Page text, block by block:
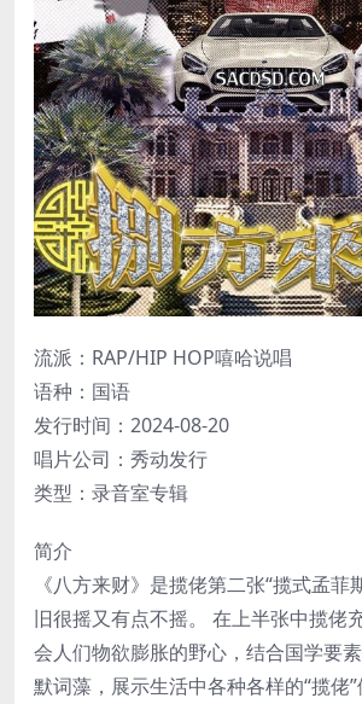
流派：RAP/HIP HOP嘻哈说唱
语种：国语
发行时间：2024-08-20
唱片公司：秀动发行
类型：录音室专辑
简介
《八方来财》是揽佬第二张“揽式孟菲
旧很摇又有点不摇。 在上半张中揽佬
会人们物欲膨胀的野心，结合国学要
默词藻，展示生活中各种各样的“揽佬